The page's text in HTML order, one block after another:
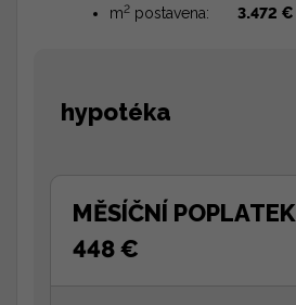
m2 postavena: 3.472 €
hypotéka
MĚSÍČNÍ POPLATEK
448 €